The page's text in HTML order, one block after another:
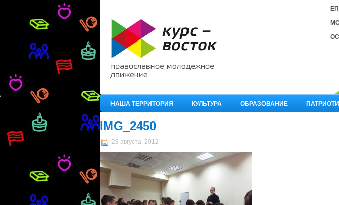
НАША ТЕРРИТОРИЯ КУЛЬТУРА ОБРАЗОВАНИЕ
IMG_2450
28 августа, 2012